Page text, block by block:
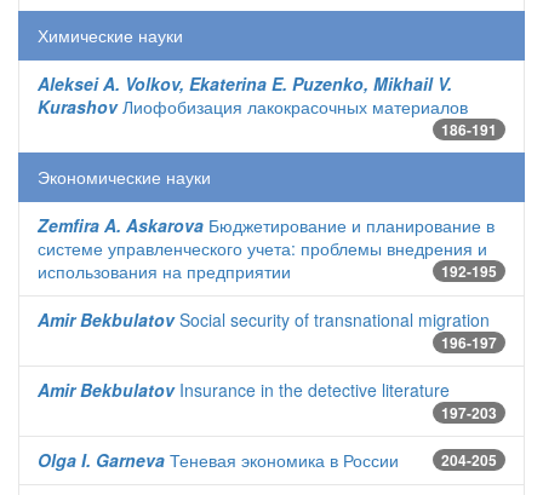
Химические науки
Aleksei A. Volkov, Ekaterina E. Puzenko, Mikhail V.
KurashovЛиофобизация лакокрасочных материалов
186-191
Экономические науки
Zemfira A. Askarova Бюджетирование и планирование в
системе управленческого учета: проблемы внедрения и
использования на предприятии
192-195
Amir BekbulatovSocial security of transnational migration
196-197
Amir BekbulatovInsurance in the detective literature
197-203
Olga I. Garneva Теневая экономика в России 204-205